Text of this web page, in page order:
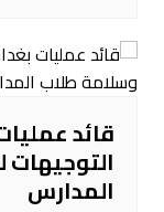
قائد
المدارس